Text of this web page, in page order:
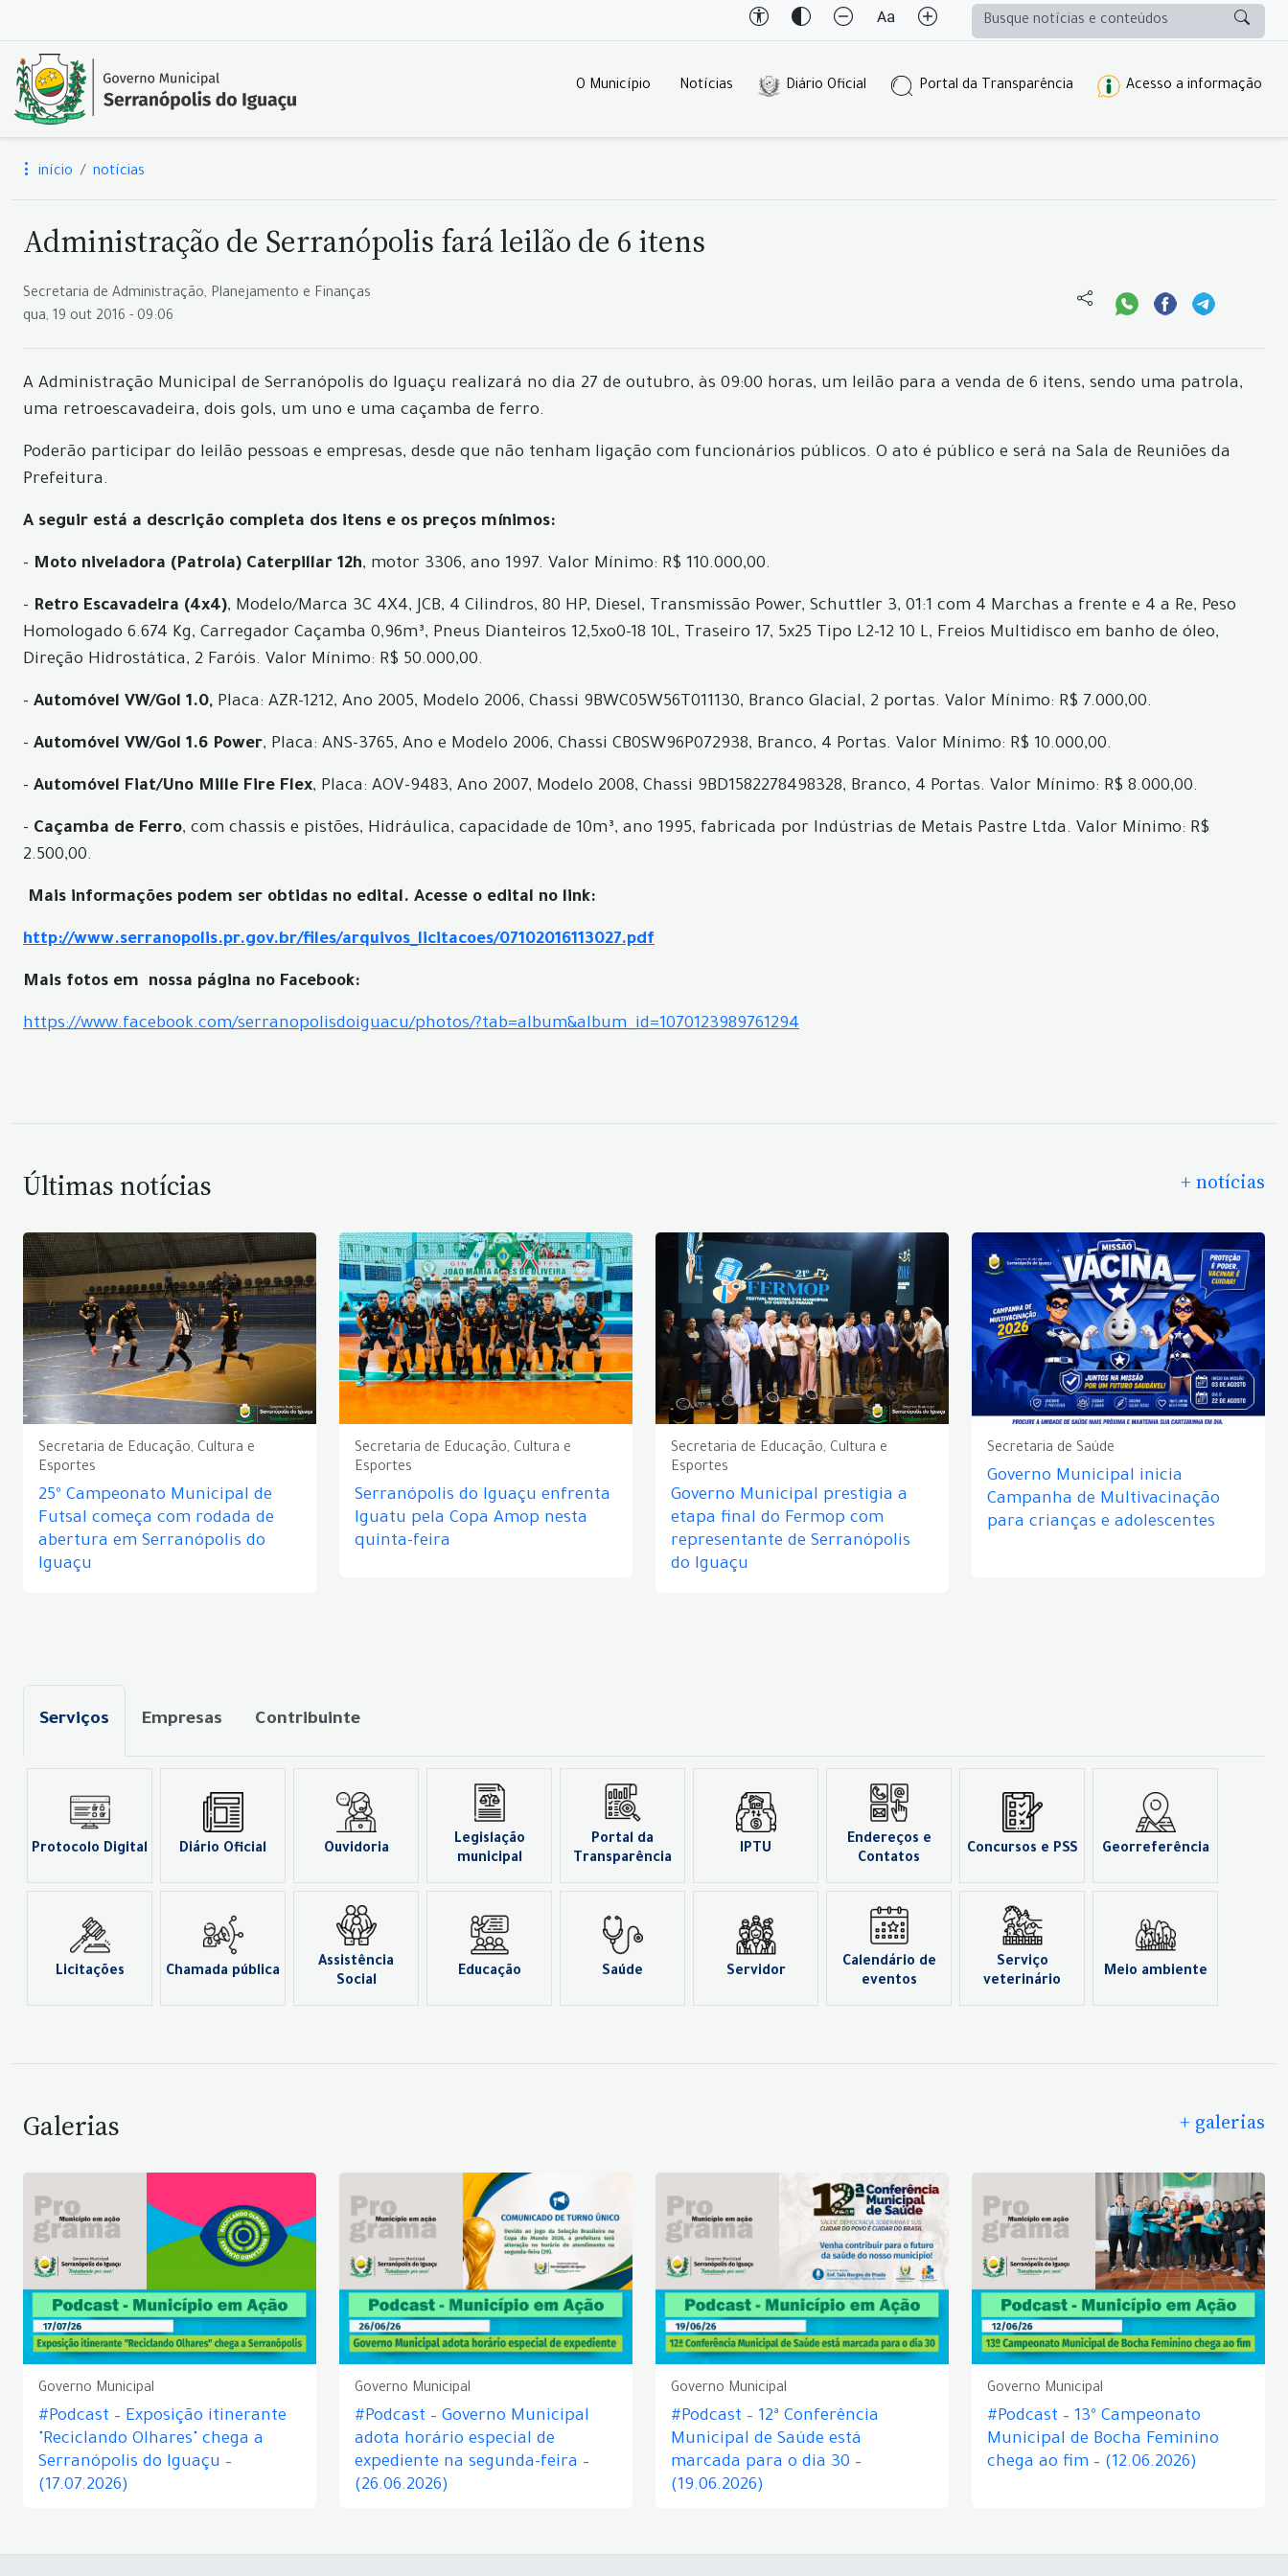
O Município Notícias Diário Oficial Portal da Transparência Acesso a informação
início notícias
Administração de Serranópolis fará leilão de 6 itens
Secretaria de Administração, Planejamento e Finanças
qua, 19 out 2016 - 09:06
A Administração Municipal de Serranópolis do Iguaçu realizará no dia 27 de outubro, às 09:00 horas, um leilão para a venda de 6 itens, sendo uma patrola,
uma retroescavadeira, dois gols, um uno e uma caçamba de ferro.
Poderão participar do leilão pessoas e empresas, desde que não tenham ligação com funcionários públicos. O ato é público e será na Sala de Reuniões da
Prefeitura.
A seguir está a descrição completa dos itens e os preços mínimos:
- Moto niveladora (Patrola) Caterpillar 12h, motor 3306, ano 1997. Valor Mínimo: R$ 110.000,00.
- Retro Escavadeira (4x4), Modelo/Marca 3C 4X4, JCB, 4 Cilindros, 80 HP, Diesel, Transmissão Power, Schuttler 3, 01:1 com 4 Marchas a frente e 4 a Re, Peso
Homologado 6.674 Kg, Carregador Caçamba 0,96m³, Pneus Dianteiros 12,5xo0-18 10L, Traseiro 17, 5x25 Tipo L2-12 10 L, Freios Multidisco em banho de óleo,
Direção Hidrostática, 2 Faróis. Valor Mínimo: R$ 50.000,00.
- Automóvel VW/Gol 1.0, Placa: AZR-1212, Ano 2005, Modelo 2006, Chassi 9BWC05W56T011130, Branco Glacial, 2 portas. Valor Mínimo: R$ 7.000,00.
- Automóvel VW/Gol 1.6 Power, Placa: ANS-3765, Ano e Modelo 2006, Chassi CB0SW96P072938, Branco, 4 Portas. Valor Mínimo: R$ 10.000,00.
- Automóvel Fiat/Uno Mille Fire Flex, Placa: AOV-9483, Ano 2007, Modelo 2008, Chassi 9BD1582278498328, Branco, 4 Portas. Valor Mínimo: R$ 8.000,00.
- Caçamba de Ferro, com chassis e pistões, Hidráulica, capacidade de 10m³, ano 1995, fabricada por Indústrias de Metais Pastre Ltda. Valor Mínimo: R$
2.500,00.
Mais informações podem ser obtidas no edital. Acesse o edital no link:
http://www.serranopolis.pr.gov.br/files/arquivos_licitacoes/07102016113027.pdf
Mais fotos em nossa página no Facebook:
https://www.facebook.com/serranopolisdoiguacu/photos/?tab=album&album_id=1070123989761294
Últimas notícias + notícias
Secretaria de Educação, Cultura e
Esportes
25º Campeonato Municipal de
Futsal começa com rodada de
abertura em Serranópolis do
Iguaçu
Secretaria de Educação, Cultura e
Esportes
Serranópolis do Iguaçu enfrenta
Iguatu pela Copa Amop nesta
quinta-feira
Secretaria de Educação, Cultura e
Esportes
Governo Municipal prestigia a
etapa final do Fermop com
representante de Serranópolis
do Iguaçu
Secretaria de Saúde
Governo Municipal inicia
Campanha de Multivacinação
para crianças e adolescentes
Serviços Empresas Contribuinte
Protocolo Digital Diário Oficial Ouvidoria
Legislação
municipal
Portal da
Transparência
IPTU
Endereços e
Contatos
Concursos e PSS Georreferência
Licitações Chamada pública
Assistência
Social
Educação Saúde Servidor
Calendário de
eventos
Serviço
veterinário
Meio ambiente
Galerias + galerias
Governo Municipal
#Podcast – Exposição itinerante
"Reciclando Olhares" chega a
Serranópolis do Iguaçu –
(17.07.2026)
Governo Municipal
#Podcast – Governo Municipal
adota horário especial de
expediente na segunda-feira –
(26.06.2026)
Governo Municipal
#Podcast – 12ª Conferência
Municipal de Saúde está
marcada para o dia 30 –
(19.06.2026)
Governo Municipal
#Podcast – 13º Campeonato
Municipal de Bocha Feminino
chega ao fim – (12.06.2026)